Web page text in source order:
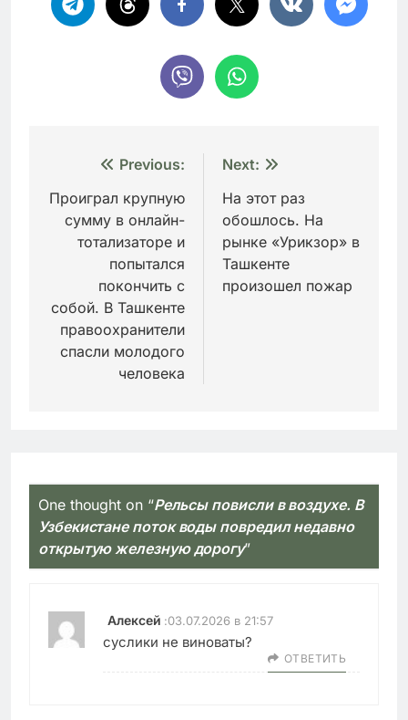
Навигация
по
записям
Previous:
Проиграл крупную
сумму в онлайн-
тотализаторе и
попытался
покончить с
собой. В Ташкенте
правоохранители
спасли молодого
человека
Next:
На этот раз
обошлось. На
рынке «Урикзор» в
Ташкенте
произошел пожар
One thought on “Рельсы повисли в воздухе. В
Узбекистане поток воды повредил недавно
открытую железную дорогу”
Алексей :03.07.2026 в 21:57
суслики не виноваты?
ОТВЕТИТЬ